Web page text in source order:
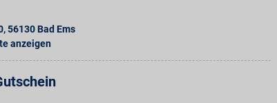
,56130 Bad Ems
anzeigen